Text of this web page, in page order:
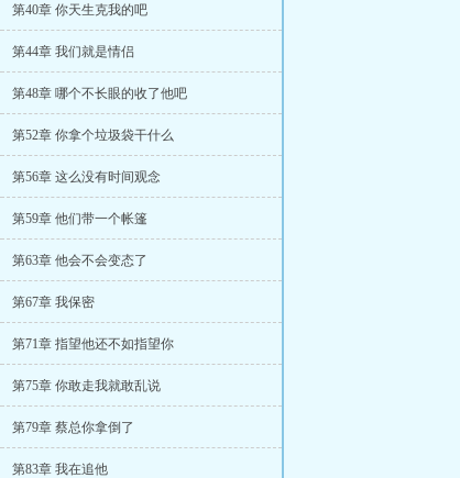
第40章 你天生克我的吧
第44章 我们就是情侣
第48章 哪个不长眼的收了他吧
第52章 你拿个垃圾袋干什么
第56章 这么没有时间观念
第59章 他们带一个帐篷
第63章 他会不会变态了
第67章 我保密
第71章 指望他还不如指望你
第75章 你敢走我就敢乱说
第79章 蔡总你拿倒了
第83章 我在追他